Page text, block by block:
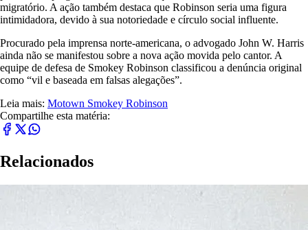
migratório. A ação também destaca que Robinson seria uma figura
intimidadora, devido à sua notoriedade e círculo social influente.
Procurado pela imprensa norte-americana, o advogado John W. Harris
ainda não se manifestou sobre a nova ação movida pelo cantor. A
equipe de defesa de Smokey Robinson classificou a denúncia original
como “vil e baseada em falsas alegações”.
Leia mais: Motown Smokey Robinson
Compartilhe esta matéria:
Relacionados